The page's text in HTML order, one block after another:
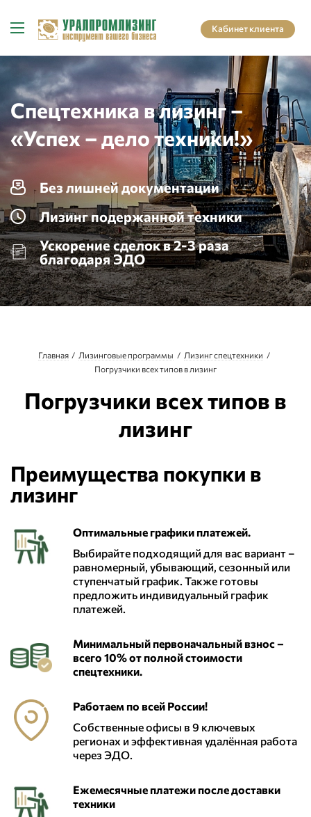
Кабинет клиента
Спецтехника в лизинг –
«Успех – дело техники!»
Без лишней документации
Лизинг подержанной техники
Ускорение сделок в 2-3 раза
благодаря ЭДО
Главная Лизинговые программы
Лизинг спецтехники
Погрузчики всех типов в лизинг
Погрузчики всех типов в
лизинг
Преимущества покупки в
лизинг
Оптимальные графики платежей.
Выбирайте подходящий для вас вариант –
равномерный, убывающий, сезонный или
ступенчатый график. Также готовы
предложить индивидуальный график
платежей.
Минимальный первоначальный взнос –
всего 10% от полной стоимости
спецтехники.
Работаем по всей России!
Собственные офисы в 9 ключевых
регионах и эффективная удалённая работа
через ЭДО.
Ежемесячные платежи после доставки
техники